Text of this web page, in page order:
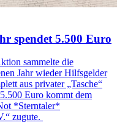
spendet 5.500 Euro
sammelte die
Jahr wieder Hilfsgelder
aus privater „Tasche“
Euro kommt dem
*Sterntaler*
zugute.